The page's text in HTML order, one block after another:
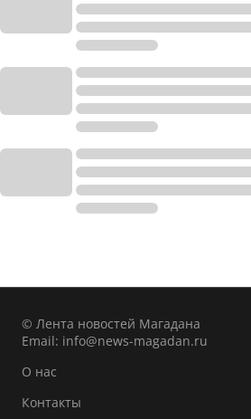
© Лента новостей Магадана
Email: info@news-magadan.ru
О нас
Контакты